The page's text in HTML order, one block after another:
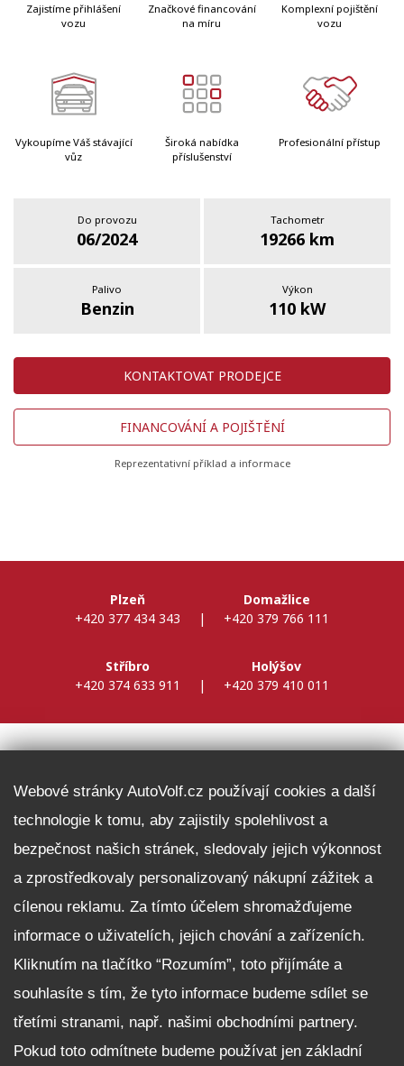
Zajistíme přihlášení
vozu
Značkové financování
na míru
Komplexní pojištění
vozu
Vykoupíme Váš stávající
vůz
Široká nabídka
příslušenství
Profesionální přístup
Do provozu
06/2024
Tachometr
19266 km
Palivo
Benzin
Výkon
110 kW
KONTAKTOVAT PRODEJCE
FINANCOVÁNÍ A POJIŠTĚNÍ
Reprezentativní příklad a informace
Plzeň
+420 377 434 343
|
Domažlice
+420 379 766 111
Stříbro
+420 374 633 911
|
Holýšov
+420 379 410 011
Fleet program Škoda
Nabídka zaměstnání
Facebook
Reklamační řád
Zásady zpracování osobních údajů pro zákazníky
Upozornění pro věřitele a společníky na jejich práva
Nastavení cookies
Webové stránky AutoVolf.cz používají cookies a další
technologie k tomu, aby zajistily spolehlivost a
bezpečnost našich stránek, sledovaly jejich výkonnost
a zprostředkovaly personalizovaný nákupní zážitek a
cílenou reklamu. Za tímto účelem shromažďujeme
informace o uživatelích, jejich chování a zařízeních.
Kliknutím na tlačítko “Rozumím”, toto přijímáte a
souhlasíte s tím, že tyto informace budeme sdílet se
třetími stranami, např. našimi obchodními partnery.
Pokud toto odmítnete budeme používat jen základní